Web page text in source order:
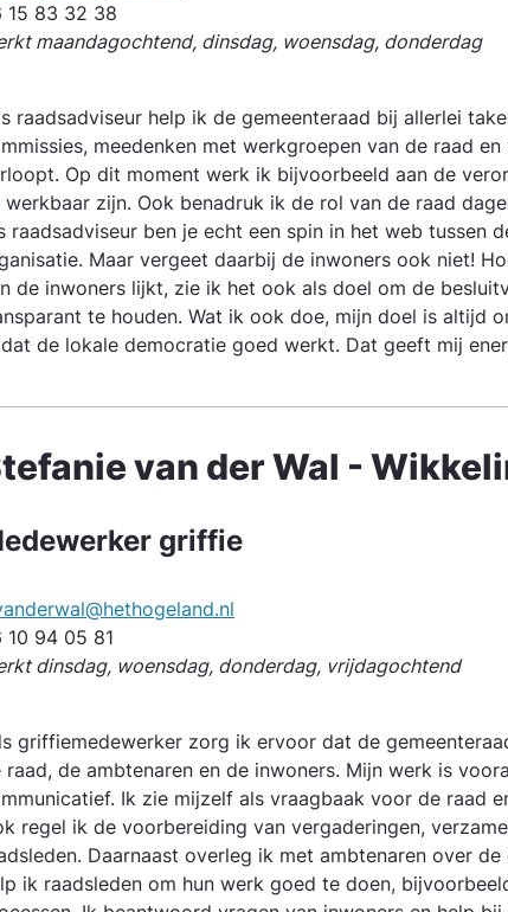
15 83 32 38
maandagochtend, dinsdag, woensdag, donderdag
raadsadviseur help ik de gemeente­raad bij allerlei
meedenken met werkgroepen van de raad
Op dit moment werk ik bijvoorbeeld aan de
werkbaar zijn. Ook benadruk ik de rol van de raad
raadsadviseur ben je echt een spin in het web tussen
Maar vergeet daarbij de inwoners ook niet!
de inwoners lijkt, zie ik het ook als doel om de
te houden. Wat ik ook doe, mijn doel is altijd
de lokale democratie goed werkt. Dat geeft mij
van der Wal -
griffie
10 94 05 81
dinsdag, woensdag, donderdag, vrijdagochtend
griffiemedewerker zorg ik ervoor dat de
raad, de ambtenaren en de inwoners. Mijn werk is
Ik zie mijzelf als vraagbaak voor de raad
regel ik de voorbereiding van vergaderingen,
Daarnaast overleg ik met ambtenaren over
ik raadsleden om hun werk goed te doen,